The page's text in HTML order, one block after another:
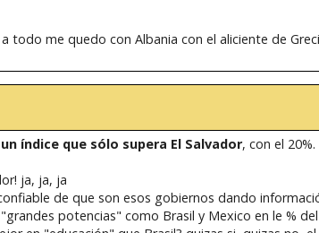
me quedo con Albania con el aliciente de
un índice que sólo supera El Salvador, con el 20%.
ja, ja, ja
de que son esos gobiernos dando
potencias" como Brasil y Mexico en le %